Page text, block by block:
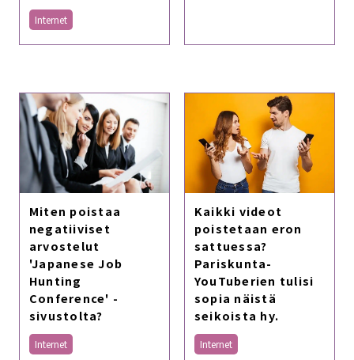
Internet
Miten poistaa
negatiiviset
arvostelut
'Japanese Job
Hunting
Conference' -
sivustolta?
Internet
Kaikki videot
poistetaan eron
sattuessa?
Pariskunta-
YouTuberien tulisi
sopia näistä
seikoista hy.
Internet